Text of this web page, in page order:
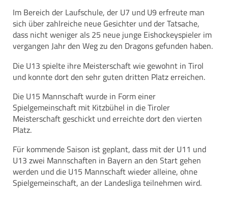
Im Bereich der Laufschule, der U7 und U9 erfreute man
sich über zahlreiche neue Gesichter und der Tatsache,
dass nicht weniger als 25 neue junge Eishockeyspieler im
vergangen Jahr den Weg zu den Dragons gefunden haben.
Die U13 spielte ihre Meisterschaft wie gewohnt in Tirol
und konnte dort den sehr guten dritten Platz erreichen.
Die U15 Mannschaft wurde in Form einer
Spielgemeinschaft mit Kitzbühel in die Tiroler
Meisterschaft geschickt und erreichte dort den vierten
Platz.
Für kommende Saison ist geplant, dass mit der U11 und
U13 zwei Mannschaften in Bayern an den Start gehen
werden und die U15 Mannschaft wieder alleine, ohne
Spielgemeinschaft, an der Landesliga teilnehmen wird.